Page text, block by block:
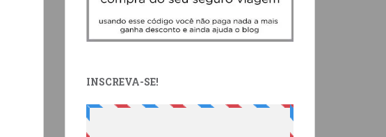
INSCREVA-SE!